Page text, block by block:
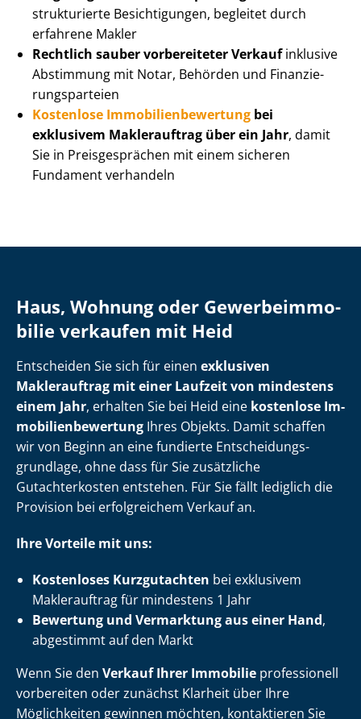
strukturierte Besichtigungen, begleitet durch
erfahrene Makler
Rechtlich sauber vorbereiteter Verkaufinklusive
Abstimmung mit Notar, Behörden und Fi­nan­zie­
rungs­par­tei­en
Kostenlose Im­mo­bi­li­en­be­wer­tung bei
exklusivem Maklerauftrag über ein Jahr, damit
Sie in Preisgesprächen mit einem sicheren
Fundament verhandeln
Haus, Wohnung oder Ge­wer­be­im­mo­
bi­lie verkaufen mit Heid
Entscheiden Sie sich für einen exklusiven
Maklerauftrag mit einer Laufzeit von mindestens
einem Jahr, erhalten Sie bei Heid eine kostenlose Im­
mo­bi­li­en­be­wer­tung Ihres Objekts. Damit schaffen
wir von Beginn an eine fundierte Ent­schei­dungs­
grund­la­ge, ohne dass für Sie zusätzliche
Gutachterkosten entstehen. Für Sie fällt lediglich die
Provision bei erfolgreichem Verkauf an.
Ihre Vorteile mit uns:
Kostenloses Kurzgutachten bei exklusivem
Maklerauftrag für mindestens 1 Jahr
Bewertung und Vermarktung aus einer Hand,
abgestimmt auf den Markt
Wenn Sie den Verkauf Ihrer Immobilie professionell
vorbereiten oder zunächst Klarheit über Ihre
Möglichkeiten gewinnen möchten, kontaktieren Sie